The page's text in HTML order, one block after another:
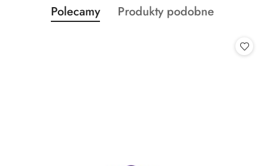
Pomiń karuzelę produktów
Produkty
o
Polecamy
Produkty
Produkty podobne